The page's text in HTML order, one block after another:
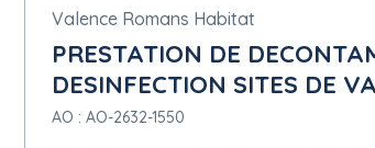
Valence Romans Habitat
PRESTATION DE
DESINFECTION SITES DE
AO : AO-2632-1550